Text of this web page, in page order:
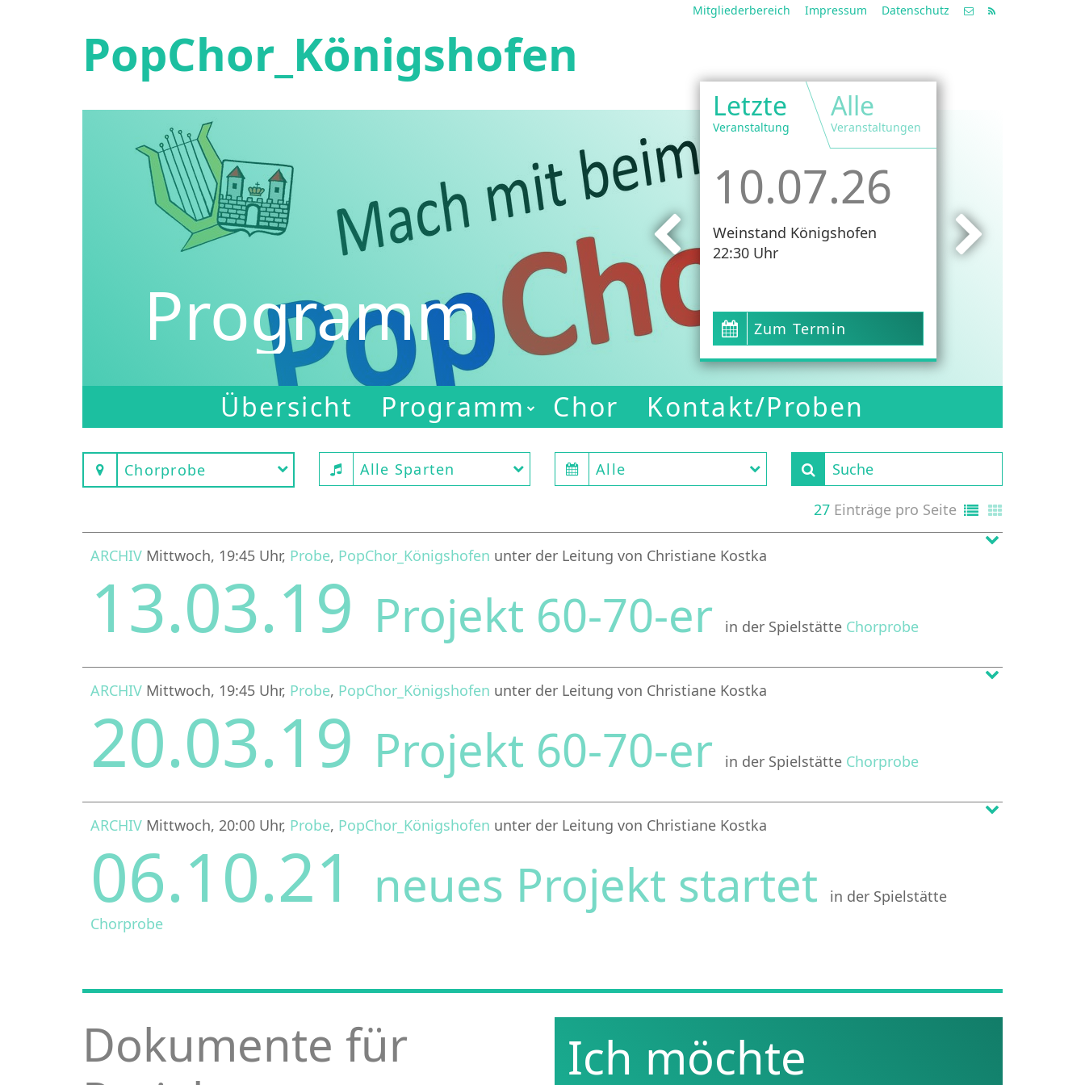
Mitgliederbereich Impressum Datenschutz
PopChor_Königshofen
Programm
Letzte
Veranstaltung
Alle
Veranstaltungen
10.07.26
Weinstand Königshofen
22:30 Uhr
Zum Termin
Übersicht Programm Chor Kontakt/Proben
Chorprobe Alle Sparten Alle
27 Einträge pro Seite
ARCHIV Mittwoch, 19:45 Uhr, Probe, PopChor_Königshofen unter der Leitung von Christiane Kostka
13.03.19 Projekt 60-70-er in der Spielstätte Chorprobe
ARCHIV Mittwoch, 19:45 Uhr, Probe, PopChor_Königshofen unter der Leitung von Christiane Kostka
20.03.19 Projekt 60-70-er in der Spielstätte Chorprobe
ARCHIV Mittwoch, 20:00 Uhr, Probe, PopChor_Königshofen unter der Leitung von Christiane Kostka
06.10.21 neues Projekt startet
in der Spielstätte
Chorprobe
Dokumente für
Ich möchte